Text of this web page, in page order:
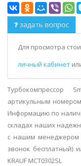
задать вопрос
Для просмотра
личный кабинет
Турбокомпрессор
артикульным номером
Информацию по
складах наших
с нашим
звонок бесплатный)
KRAUF MCT0302SL